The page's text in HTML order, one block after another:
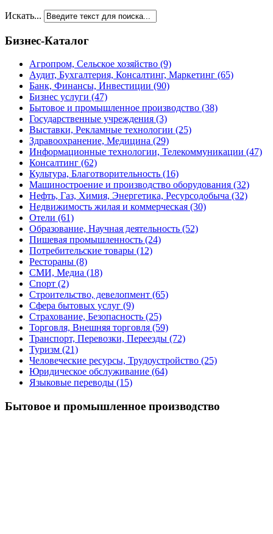
Искать...
Бизнес-Каталог
Агропром, Сельское хозяйство (9)
Аудит, Бухгалтерия, Консалтинг, Маркетинг (65)
Банк, Финансы, Инвестиции (90)
Бизнес услуги (47)
Бытовое и промышленное производство (38)
Государственные учреждения (3)
Выставки, Рекламные технологии (25)
Здравоохранение, Медицина (29)
Информационные технологии, Телекоммуникации (47)
Консалтинг (62)
Культура, Благотворительность (16)
Машиностроение и производство оборудования (32)
Нефть, Газ, Химия, Энергетика, Ресурсодобыча (32)
Недвижимость жилая и коммерческая (30)
Отели (61)
Образование, Научная деятельность (52)
Пишевая промышленность (24)
Потребительские товары (12)
Рестораны (8)
СМИ, Медиа (18)
Спорт (2)
Строительство, девелопмент (65)
Сфера бытовых услуг (9)
Страхование, Безопасность (25)
Торговля, Внешняя торговля (59)
Транспорт, Перевозки, Переезды (72)
Туризм (21)
Человеческие ресурсы, Трудоустройство (25)
Юридическое обслуживание (64)
Языковые переводы (15)
Бытовое и промышленное производство